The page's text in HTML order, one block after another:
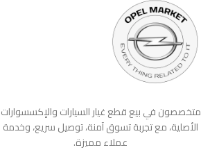
متخصصون في بيع قطع غيار السيارات والإكسسوارات
الأصلية، مع تجربة تسوق آمنة، توصيل سريع، وخدمة
عملاء مميزة.